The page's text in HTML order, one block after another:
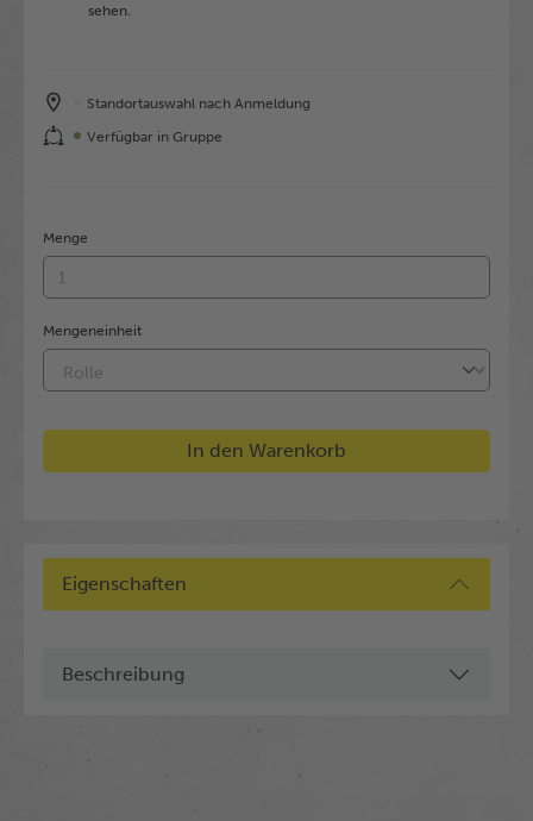
sehen.
Standortauswahl nach Anmeldung
Verfügbar in Gruppe
Menge
Mengeneinheit
In den Warenkorb
Eigenschaften
Beschreibung